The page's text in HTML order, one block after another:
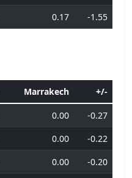
0.17 -1.55
Marrakech +/-
0.00
-0.27
0.00
-0.22
0.00
-0.20